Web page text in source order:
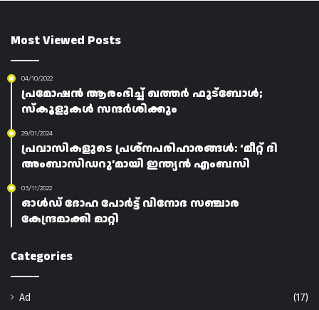
Most Viewed Posts
04/10/2022
പ്രമോഷൻ ആരംഭിച്ച് ഖത്തർ ഫുട്‌ബോൾ;
സ്‌കൂളുകൾ സന്ദർശിക്കും
29/01/2024
പ്രവാസികളുടെ പ്രശ്നപരിഹാരങ്ങൾ: ‘മീറ്റ് ദി
അംബാസിഡറു’മായി ഇന്ത്യൻ എംബസി
03/11/2022
ഓൾഡ് ദോഹ പോർട്ട് വിനോദ സഞ്ചാര
കേന്ദ്രമാക്കി മാറ്റി
Categories
Ad
(17)